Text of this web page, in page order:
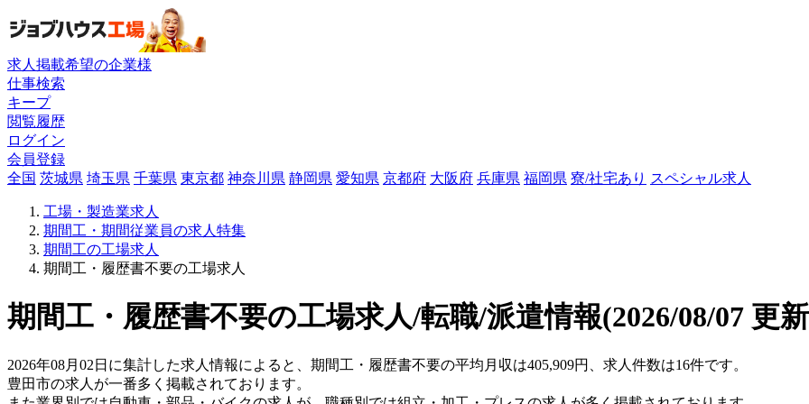
求人掲載希望の企業様
仕事検索
キープ
閲覧履歴
ログイン
会員登録
全国 茨城県 埼玉県 千葉県 東京都 神奈川県 静岡県 愛知県 京都府 大阪府 兵庫県 福岡県 寮/社宅あり スペシャル求人
工場・製造業求人
期間工・期間従業員の求人特集
期間工の工場求人
期間工・履歴書不要の工場求人
期間工・履歴書不要の工場求人/転職/派遣情報(2026/08/07 更
2026年08月02日に集計した求人情報によると、期間工・履歴書不要の平均月収は405,909円、求人件数は16件です。
豊田市の求人が一番多く掲載されております。